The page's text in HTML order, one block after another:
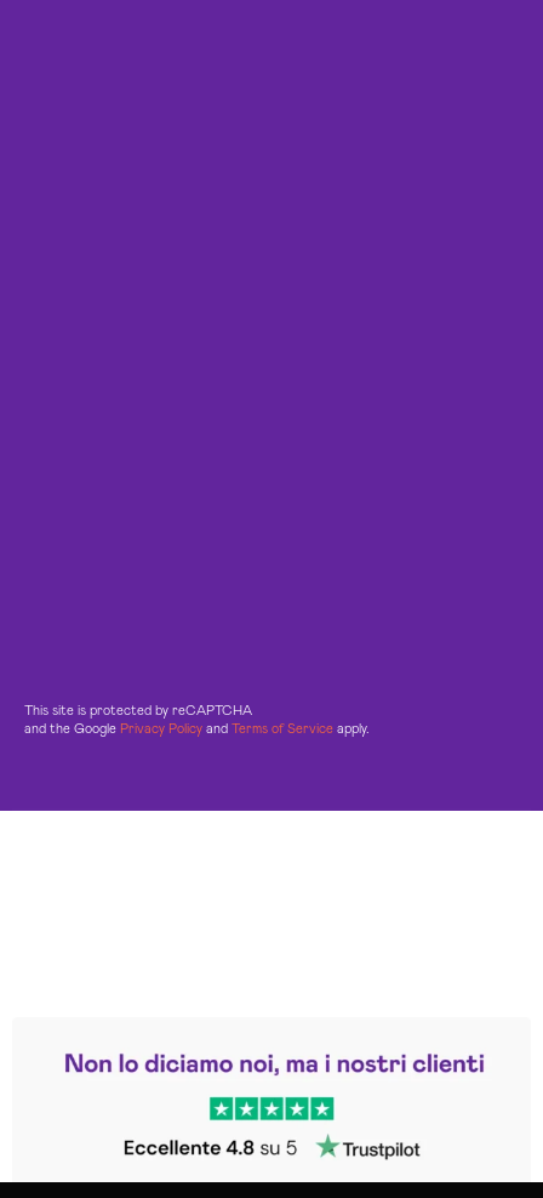
This site is protected by reCAPTCHA
and the Google Privacy Policy and Terms of Service apply.
Trustpilot